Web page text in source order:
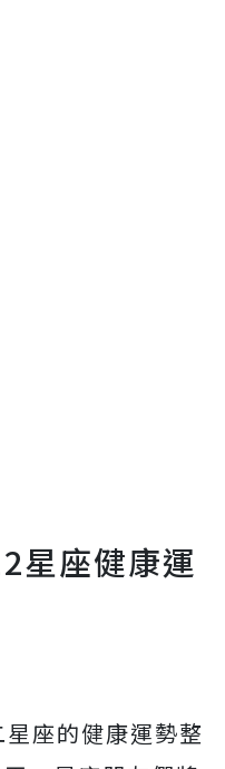
星座健康運
座的健康運勢整